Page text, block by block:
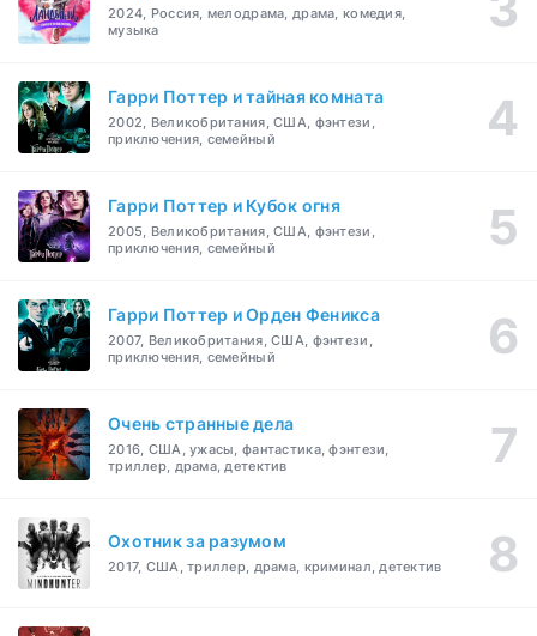
2024, Россия, мелодрама, драма, комедия,
музыка
Гарри Поттер и тайная комната
2002, Великобритания, США, фэнтези,
приключения, семейный
Гарри Поттер и Кубок огня
2005, Великобритания, США, фэнтези,
приключения, семейный
Гарри Поттер и Орден Феникса
2007, Великобритания, США, фэнтези,
приключения, семейный
Очень странные дела
2016, США, ужасы, фантастика, фэнтези,
триллер, драма, детектив
Охотник за разумом
2017, США, триллер, драма, криминал, детектив